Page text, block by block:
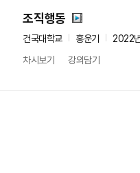
조직행동
건국대학교 홍운기
2022
차시보기
강의담기